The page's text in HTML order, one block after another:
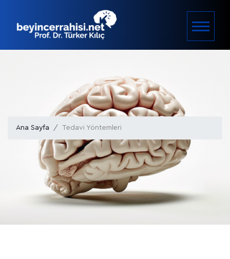
Ana Sayfa Tedavi Yöntemleri